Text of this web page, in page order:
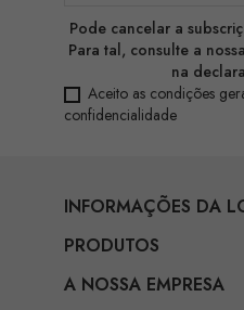
Pode cancelar a
Para tal, consulte a
na
Aceito as condições
confidencialidade
INFORMAÇÕES DA
PRODUTOS
A NOSSA EMPRESA